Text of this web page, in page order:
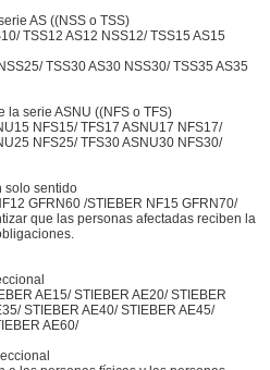
AS ((NSS o TSS)
TSS12 AS12 NSS12/ TSS15 AS15
TSS30 AS30 NSS30/ TSS35 AS35
la serie ASNU ((NFS o TFS)
NFS15/ TFS17 ASNU17 NFS17/
NFS25/ TFS30 ASNU30 NFS30/
solo sentido
GFRN60 /STIEBER NF15 GFRN70/
que las personas afectadas reciben la
AE15/ STIEBER AE20/ STIEBER
STIEBER AE40/ STIEBER AE45/
AE60/